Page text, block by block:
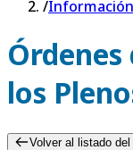
/
Órdenes
los
Volver al listado